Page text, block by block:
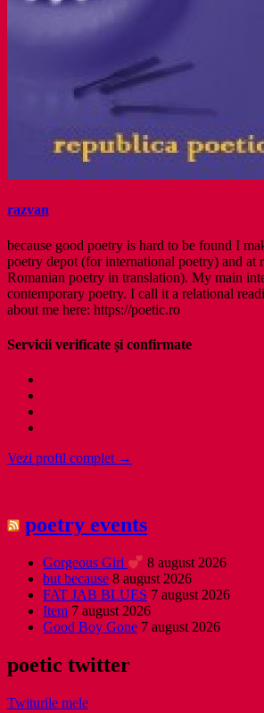
razvan
because good poetry is hard to be found I
poetry depot (for international poetry) and at
Romanian poetry in translation). My main
contemporary poetry. I call it a relational
about me here: https://poetic.ro
Servicii verificate și confirmate
Vezi profil complet →
poetry events
Gorgeous Girl
8 august 2026
but because 8 august 2026
FAT JAB BLUES 7 august 2026
Item 7 august 2026
Good Boy Gone 7 august 2026
poetic twitter
Twiturile mele